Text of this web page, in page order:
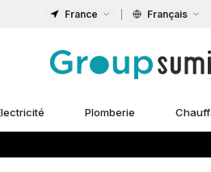
France Français
Plomberie